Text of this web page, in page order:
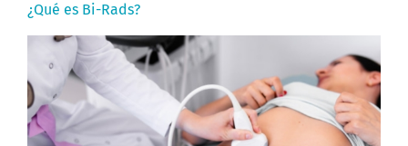
¿Qué es Bi-Rads?